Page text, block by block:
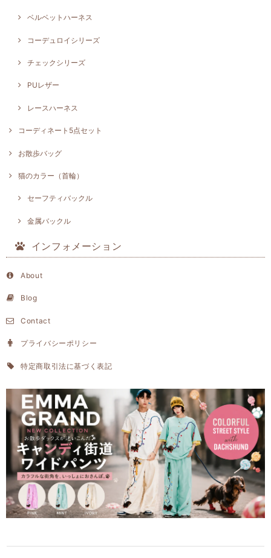
ベルベットハーネス
コーデュロイシリーズ
チェックシリーズ
PUレザー
レースハーネス
コーディネート5点セット
お散歩バッグ
猫のカラー（首輪）
セーフティバックル
金属バックル
インフォメーション
About
Blog
Contact
プライバシーポリシー
特定商取引法に基づく表記